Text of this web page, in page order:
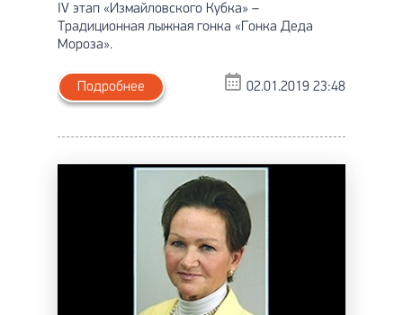
IV этап «Измайловского Кубка» –
Традиционная лыжная гонка «Гонка Деда
Мороза».
Подробнее 02.01.2019 23:48